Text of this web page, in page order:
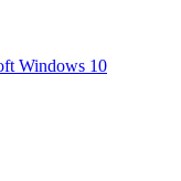
Windows 10